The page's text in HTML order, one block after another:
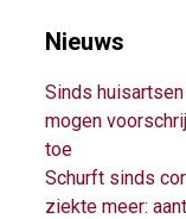
Nieuws
Sinds
mogen
toe
Schurft sinds
ziekte meer: